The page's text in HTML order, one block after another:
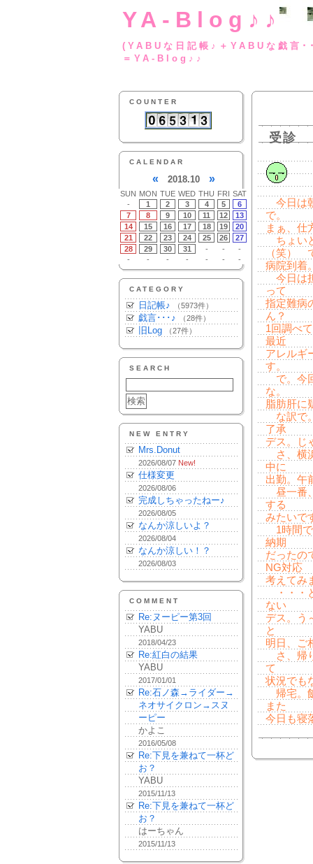
YA-Blog♪♪
(YABUな日記帳♪
＝YA-Blog♪♪
COUNTER
CALENDAR
« 2018.10 »
SUN MON TUE WED THU FRI SAT
-
1 2 3 4 5
6
7
8 9 10 11 12
13
14
15 16 17 18 19
20
21
22 23 24 25 26
27
28
29 30 31 - -
-
-
- - - - - -
CATEGORY
日記帳♪ （5973件）
戯言･･･♪ （28件）
旧Log （27件）
SEARCH
NEW ENTRY
Mrs.Donut
2026/08/07 New!
仕様変更
2026/08/06
完成しちゃったねー♪
2026/08/05
なんか涼しいよ？
2026/08/04
なんか涼しい！？
2026/08/03
COMMENT
Re:ヌーピー第3回
YABU
2018/04/23
Re:紅白の結果
YABU
2017/01/01
Re:石ノ森→ライダー→
ネオサイクロン→スヌ
ーピー
かよこ
2016/05/08
Re:下見を兼ねて一杯ど
お？
YABU
2015/11/13
Re:下見を兼ねて一杯ど
お？
はーちゃん
2015/11/13
受診
今日は
で。
まぁ、仕
ちょい
（笑）
病院到着
今日は
って
指定難病
ん？
1回調べ
最近
アレルギ
す。
で。今
な。
脂肪肝
な訳で
了承
デス。じ
さ、横
中に
出勤。午
昼一番
する
みたいで
1時間で
納期
だったの
NG対応
考えてみ
・・・
ない
デス。う
と
明日、ご
さ、帰
て
状況でも
帰宅。
また
今日も寝